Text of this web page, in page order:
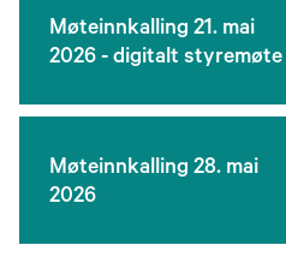
Møteinnkalling 21. mai
2026 - digitalt styremøte
Møteinnkalling 28. mai
2026